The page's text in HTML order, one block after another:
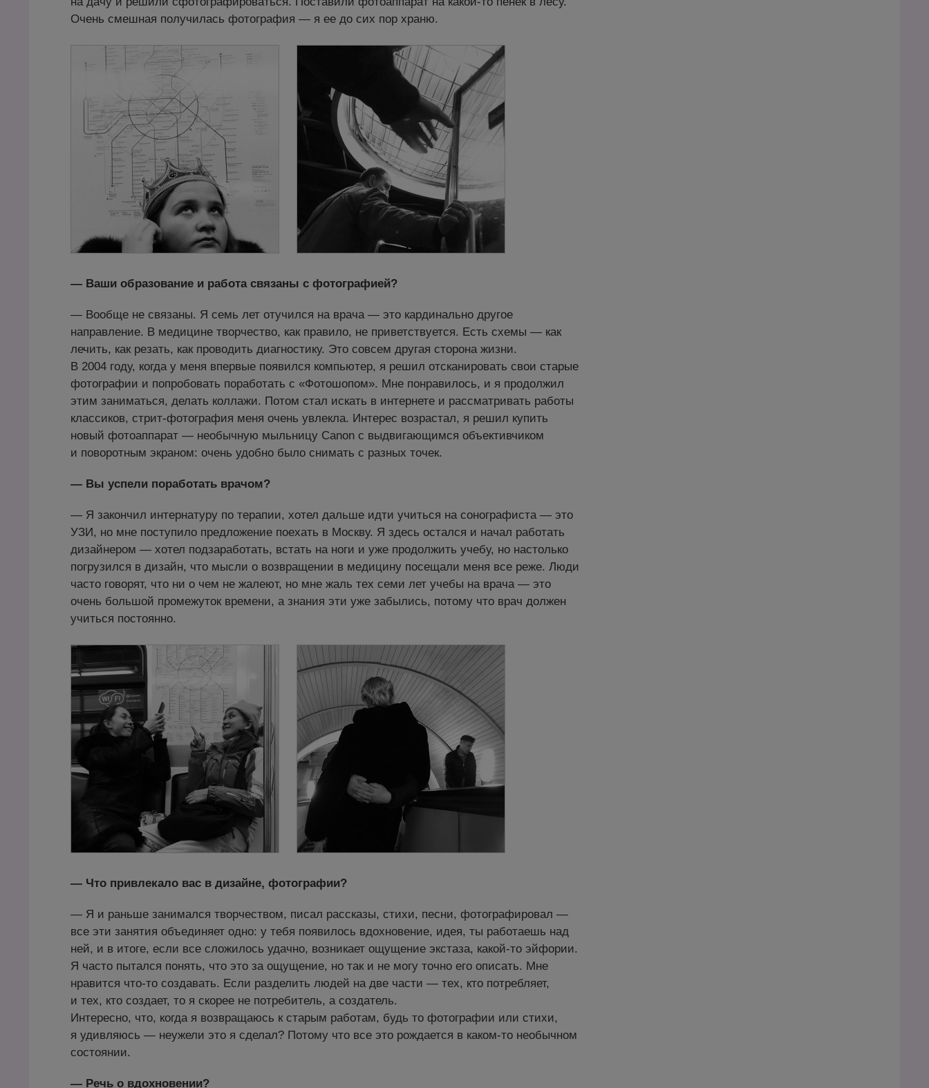
Очень смешная получилась фотография — я ее до сих пор храню.
— Ваши образование и работа связаны с фотографией?
— Вообще не связаны. Я семь лет отучился на врача — это кардинально другое
направление. В медицине творчество, как правило, не приветствуется. Есть схемы — как
лечить, как резать, как проводить диагностику. Это совсем другая сторона жизни.
В 2004 году, когда у меня впервые появился компьютер, я решил отсканировать свои старые
фотографии и попробовать поработать с «Фотошопом». Мне понравилось, и я продолжил
этим заниматься, делать коллажи. Потом стал искать в интернете и рассматривать работы
классиков, стрит-фотография меня очень увлекла. Интерес возрастал, я решил купить
новый фотоаппарат — необычную мыльницу Canon с выдвигающимся объективчиком
и поворотным экраном: очень удобно было снимать с разных точек.
— Вы успели поработать врачом?
— Я закончил интернатуру по терапии, хотел дальше идти учиться на сонографиста — это
УЗИ, но мне поступило предложение поехать в Москву. Я здесь остался и начал работать
дизайнером — хотел подзаработать, встать на ноги и уже продолжить учебу, но настолько
погрузился в дизайн, что мысли о возвращении в медицину посещали меня все реже. Люди
часто говорят, что ни о чем не жалеют, но мне жаль тех семи лет учебы на врача — это
очень большой промежуток времени, а знания эти уже забылись, потому что врач должен
учиться постоянно.
— Что привлекало вас в дизайне, фотографии?
— Я и раньше занимался творчеством, писал рассказы, стихи, песни, фотографировал —
все эти занятия объединяет одно: у тебя появилось вдохновение, идея, ты работаешь над
ней, и в итоге, если все сложилось удачно, возникает ощущение экстаза, какой-то эйфории.
Я часто пытался понять, что это за ощущение, но так и не могу точно его описать. Мне
нравится что-то создавать. Если разделить людей на две части — тех, кто потребляет,
и тех, кто создает, то я скорее не потребитель, а создатель.
Интересно, что, когда я возвращаюсь к старым работам, будь то фотографии или стихи,
я удивляюсь — неужели это я сделал? Потому что все это рождается в каком-то необычном
состоянии.
— Речь о вдохновении?